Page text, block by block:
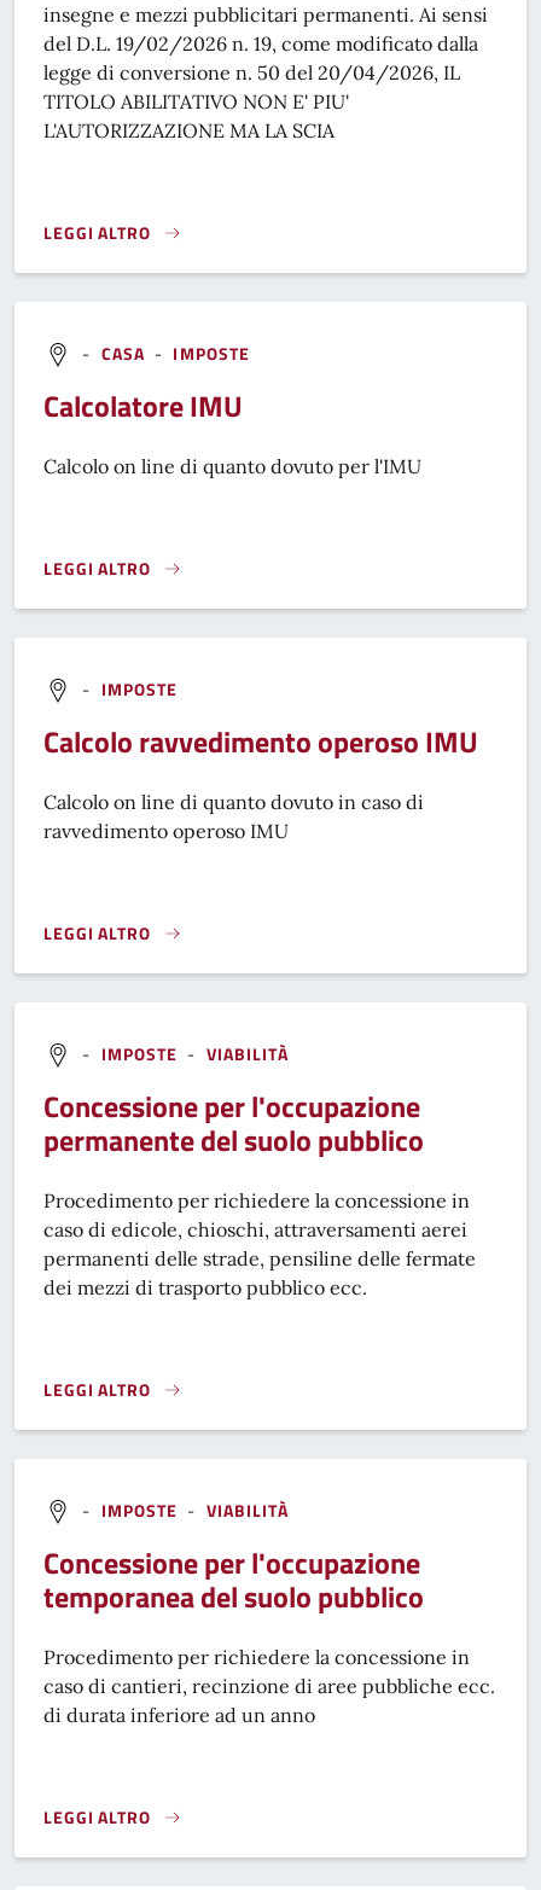
insegne e mezzi pubblicitari permanenti. Ai sensi
del D.L. 19/02/2026 n. 19, come modificato dalla
legge di conversione n. 50 del 20/04/2026, IL
TITOLO ABILITATIVO NON E' PIU'
L'AUTORIZZAZIONE MA LA SCIA
LEGGI ALTRO
AUTORIZZAZIONE PER INSEGNE E MEZZI PUBBLICITARI
- CASA - IMPOSTE
Calcolatore IMU
Calcolo on line di quanto dovuto per l'IMU
LEGGI ALTRO
CALCOLATORE IMU}
- IMPOSTE
Calcolo ravvedimento operoso IMU
Calcolo on line di quanto dovuto in caso di
ravvedimento operoso IMU
LEGGI ALTRO
CALCOLO RAVVEDIMENTO OPEROSO IMU}
- IMPOSTE - VIABILITÀ
Concessione per l'occupazione
permanente del suolo pubblico
Procedimento per richiedere la concessione in
caso di edicole, chioschi, attraversamenti aerei
permanenti delle strade, pensiline delle fermate
dei mezzi di trasporto pubblico ecc.
LEGGI ALTRO
CONCESSIONE PER L'OCCUPAZIONE PERMANENTE DEL
- IMPOSTE - VIABILITÀ
Concessione per l'occupazione
temporanea del suolo pubblico
Procedimento per richiedere la concessione in
caso di cantieri, recinzione di aree pubbliche ecc.
di durata inferiore ad un anno
LEGGI ALTRO
CONCESSIONE PER L'OCCUPAZIONE TEMPORANEA DEL